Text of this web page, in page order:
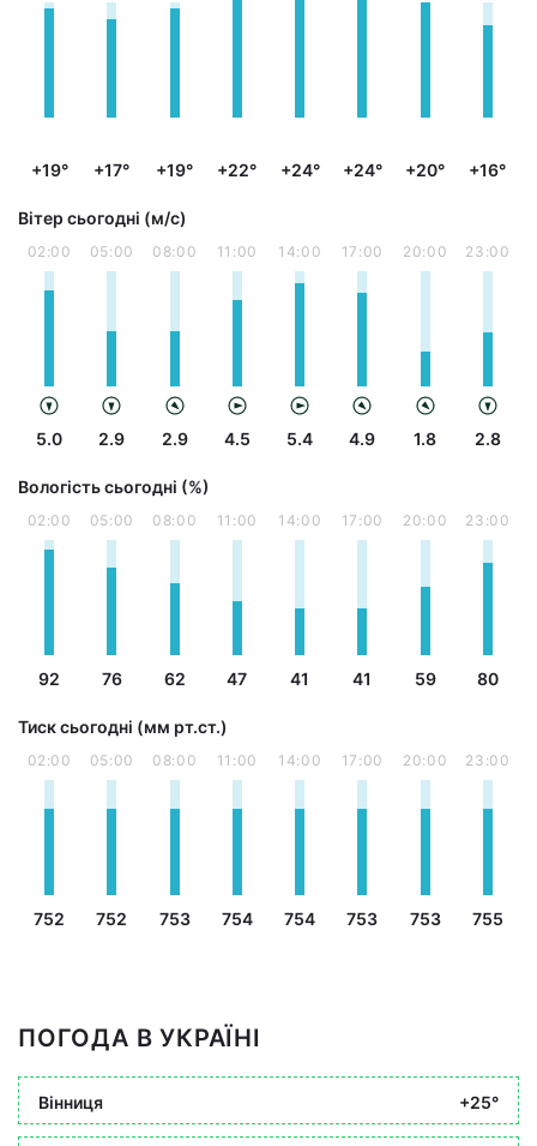
+19° +17° +19° +22° +24° +24° +20° +16°
Вітер сьогодні (м/с)
02:00
5.0
05:00
2.9
08:00
2.9
11:00
4.5
14:00
5.4
17:00
4.9
20:00
1.8
23:00
2.8
Вологість сьогодні (%)
02:00
92
05:00
76
08:00
62
11:00
47
14:00
41
17:00
41
20:00
59
23:00
80
Тиск сьогодні (мм рт.ст.)
02:00
752
05:00
752
08:00
753
11:00
754
14:00
754
17:00
753
20:00
753
23:00
755
ПОГОДА В УКРАЇНІ
Вінниця +25°